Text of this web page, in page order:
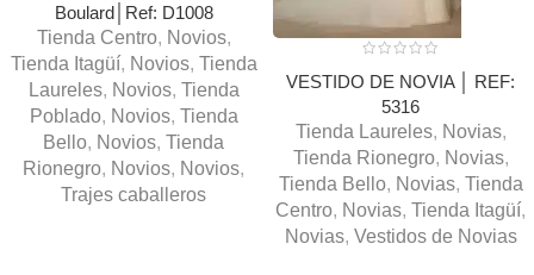
Boulard│Ref: D1008
Tienda Centro, Novios,
Tienda Itagüí, Novios, Tienda
Laureles, Novios, Tienda
Poblado, Novios, Tienda
Bello, Novios, Tienda
Rionegro, Novios, Novios,
Trajes caballeros
VESTIDO DE NOVIA │ REF:
5316
Tienda Laureles, Novias,
Tienda Rionegro, Novias,
Tienda Bello, Novias, Tienda
Centro, Novias, Tienda Itagüí,
Novias, Vestidos de Novias